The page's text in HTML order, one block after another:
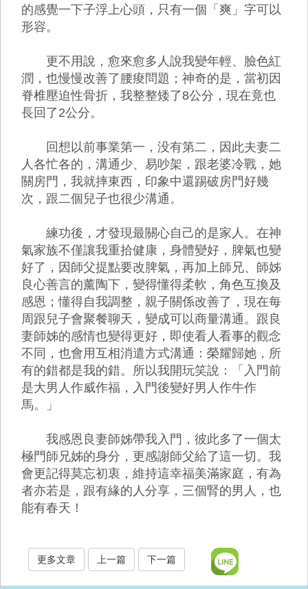
的感覺一下子浮上心頭，只有一個「爽」字可以
形容。
更不用說，愈來愈多人說我變年輕、臉色紅
潤，也慢慢改善了腰痠問題；神奇的是，當初因
脊椎壓迫性骨折，我整整矮了8公分，現在竟也
長回了2公分。
回想以前事業第一，没有第二，因此夫妻二
人各忙各的，溝通少、易吵架，跟老婆冷戰，她
關房門，我就摔東西，印象中還踢破房門好幾
次，跟二個兒子也很少溝通。
練功後，才發現最關心自己的是家人。在神
氣家族不僅讓我重拾健康，身體變好，脾氣也變
好了，因師父提點要改脾氣，再加上師兄、師姊
良心善言的薰陶下，變得懂得柔軟，角色互換及
感恩；懂得自我調整，親子關係改善了，現在每
周跟兒子會聚餐聊天，變成可以商量溝通。跟良
妻師姊的感情也變得更好，即使看人看事的觀念
不同，也會用互相消遣方式溝通：榮耀歸她，所
有的錯都是我的錯。所以我開玩笑說：「入門前
是大男人作威作福，入門後變好男人作牛作
馬。」
我感恩良妻師姊帶我入門，彼此多了一個太
極門師兄姊的身分，更感謝師父給了這一切。我
會更記得莫忘初衷，維持這幸福美滿家庭，有為
者亦若是，跟有緣的人分享，三個腎的男人，也
能有春天！
更多文章 上一篇 下一篇